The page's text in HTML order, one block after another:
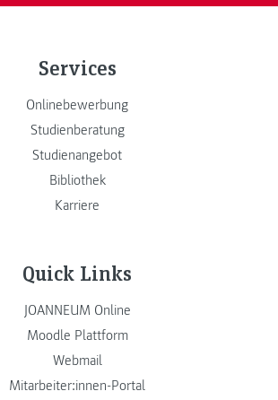
Services
Onlinebewerbung
Studienberatung
Studienangebot
Bibliothek
Karriere
Quick Links
JOANNEUM Online
Moodle Plattform
Webmail
Mitarbeiter:innen-Portal